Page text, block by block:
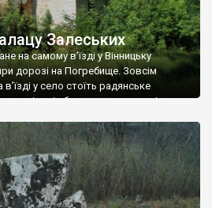
Залеських
на самому в’їзді у Вінницьку
дорозі на Погребище. Зовсім
у село стоїть радянське
жінку і яблуню, а трохи далі, десь
колії у траві – […]